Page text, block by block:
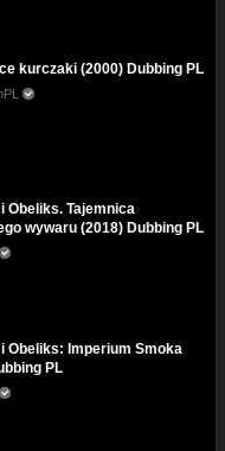
kurczaki (2000) Dubbing PL
Obeliks. Tajemnica
wywaru (2018) Dubbing PL
Obeliks: Imperium Smoka
PL